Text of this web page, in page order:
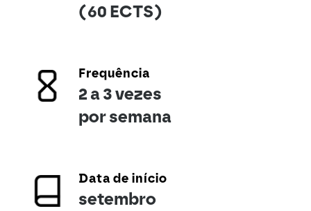
(60 ECTS)
Frequência
2 a 3 vezes
por semana
Data de início
setembro